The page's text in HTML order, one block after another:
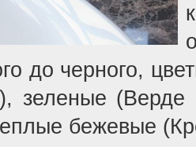
до черного,
зеленые
бежевые